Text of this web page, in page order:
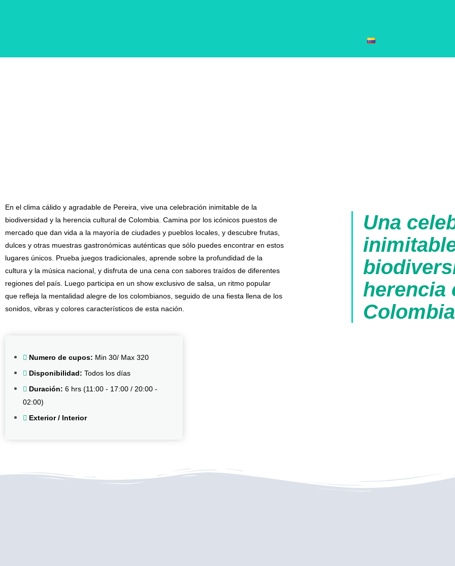
En el clima cálido y agradable de Pereira, vive una celebración inimitable de la
biodiversidad y la herencia cultural de Colombia. Camina por los icónicos puestos de
mercado que dan vida a la mayoría de ciudades y pueblos locales, y descubre frutas,
dulces y otras muestras gastronómicas auténticas que sólo puedes encontrar en estos
lugares únicos. Prueba juegos tradicionales, aprende sobre la profundidad de la
cultura y la música nacional, y disfruta de una cena con sabores traídos de diferentes
regiones del país. Luego participa en un show exclusivo de salsa, un ritmo popular
que refleja la mentalidad alegre de los colombianos, seguido de una fiesta llena de los
sonidos, vibras y colores característicos de esta nación.
Numero de cupos: Min 30/ Max 320
Disponibilidad: Todos los días
Duración: 6 hrs (11:00 - 17:00 / 20:00 -
02:00)
Exterior / Interior
Una
herencia
Colombia